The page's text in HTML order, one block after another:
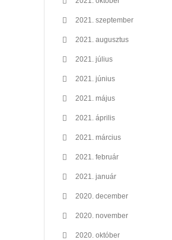
2021. szeptember
2021. augusztus
2021. július
2021. június
2021. május
2021. április
2021. március
2021. február
2021. január
2020. december
2020. november
2020. október